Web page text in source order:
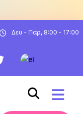
Δευ - Παρ, 8:00 - 17:00